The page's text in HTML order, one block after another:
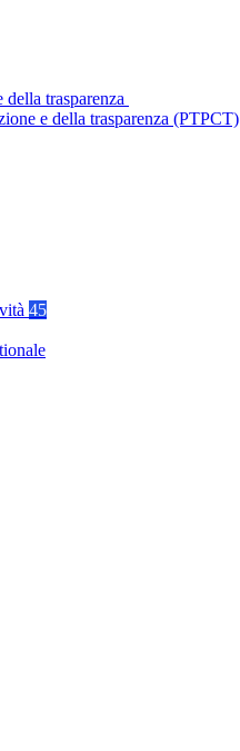
trasparenza
e della trasparenza (PTPCT)
45